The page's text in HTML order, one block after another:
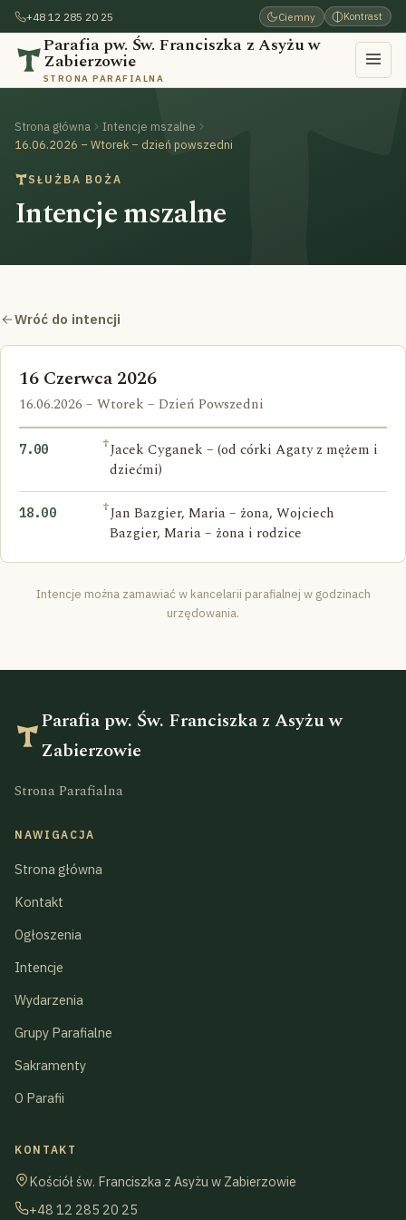
+48 12 285 20 25 Ciemny Kontrast
Parafia pw. Św. Franciszka z Asyżu w
Zabierzowie
STRONA PARAFIALNA
Strona główna
Intencje mszalne
16.06.2026 – Wtorek – dzień powszedni
SŁUŻBA BOŻA
Intencje mszalne
Wróć do intencji
16 Czerwca 2026
16.06.2026 – Wtorek – Dzień Powszedni
7.00 †Jacek Cyganek – (od córki Agaty z mężem i
dziećmi)
18.00 †Jan Bazgier, Maria – żona, Wojciech
Bazgier, Maria – żona i rodzice
Intencje można zamawiać w kancelarii parafialnej w godzinach
urzędowania.
Parafia pw. Św. Franciszka z Asyżu w
Zabierzowie
Strona Parafialna
NAWIGACJA
Strona główna
Kontakt
Ogłoszenia
Intencje
Wydarzenia
Grupy Parafialne
Sakramenty
O Parafii
KONTAKT
Kościół św. Franciszka z Asyżu w Zabierzowie
+48 12 285 20 25